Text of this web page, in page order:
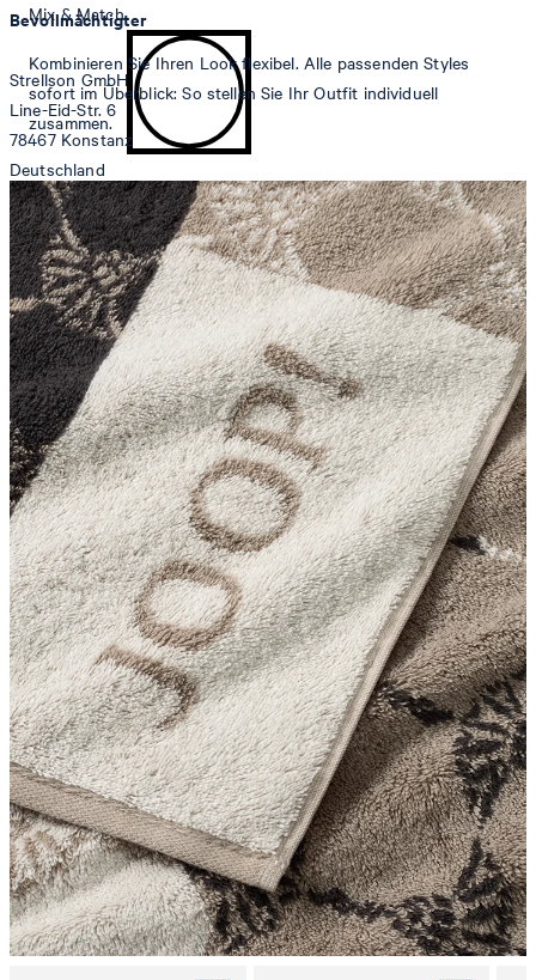
Trommeltrocknen allgemein
Bevollmächtigter
Strellson GmbH
Line-Eid-Str. 6
78467 Konstanz
Deutschland
contact@strellson.com
Produzent
Strellson AG
Sonnenwiesenstrasse 21
8280 Kreuzlingen
Schweiz
Mix & Match
Kombinieren Sie Ihren Look flexibel. Alle passenden Styles
sofort im Überblick: So stellen Sie Ihr Outfit individuell
zusammen.